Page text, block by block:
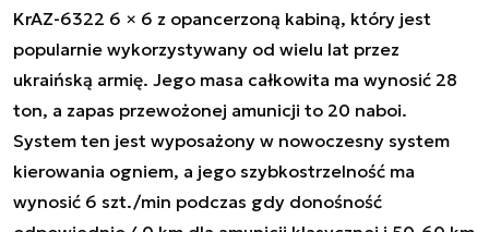
KrAZ-6322 6 × 6 z opancerzoną kabiną, który jest
popularnie wykorzystywany od wielu lat przez
ukraińską armię. Jego masa całkowita ma wynosić 28
ton, a zapas przewożonej amunicji to 20 naboi.
System ten jest wyposażony w nowoczesny system
kierowania ogniem, a jego szybkostrzelność ma
wynosić 6 szt./min podczas gdy donośność